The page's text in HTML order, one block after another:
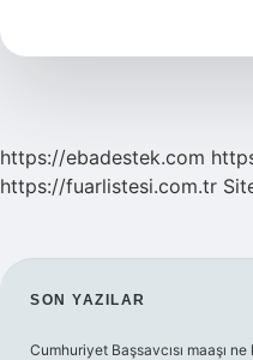
https://ebadestek.com
https://fuarlistesi.com.tr
SIDEBAR
SON YAZILAR
Cumhuriyet Başsavcısı maaşı